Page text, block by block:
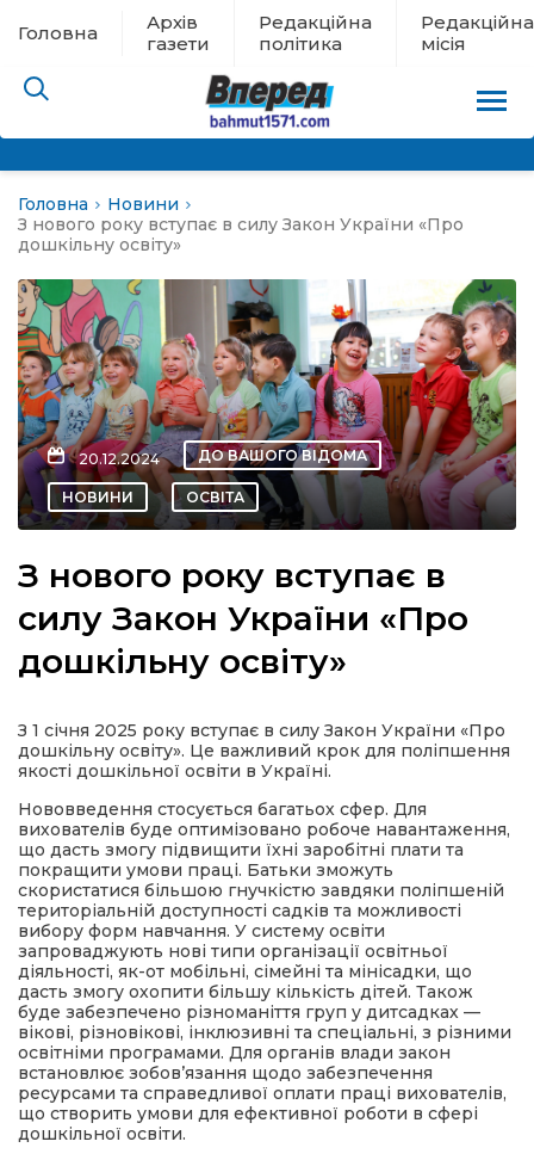
Головна
Архів
газети
Редакційна
політика
Редакційна
місія
евакуації
новини
політика
місія
Головна
Новини
З нового року вступає в силу Закон України «Про
дошкільну освіту»
20.12.2024 ДО ВАШОГО ВІДОМА
НОВИНИ ОСВІТА
З нового року вступає в
силу Закон України «Про
дошкільну освіту»
З 1 січня 2025 року вступає в силу Закон України «Про
дошкільну освіту». Це важливий крок для поліпшення
якості дошкільної освіти в Україні.
Нововведення стосується багатьох сфер. Для
вихователів буде оптимізовано робоче навантаження,
що дасть змогу підвищити їхні заробітні плати та
покращити умови праці. Батьки зможуть
скористатися більшою гнучкістю завдяки поліпшеній
територіальній доступності садків та можливості
вибору форм навчання. У систему освіти
запроваджують нові типи організації освітньої
діяльності, як-от мобільні, сімейні та мінісадки, що
дасть змогу охопити більшу кількість дітей. Також
буде забезпечено різноманіття груп у дитсадках —
вікові, різновікові, інклюзивні та спеціальні, з різними
освітніми програмами. Для органів влади закон
встановлює зобов’язання щодо забезпечення
ресурсами та справедливої оплати праці вихователів,
що створить умови для ефективної роботи в сфері
дошкільної освіти.